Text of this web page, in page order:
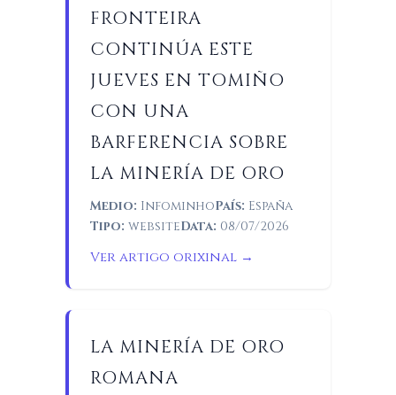
FRONTEIRA
CONTINÚA ESTE
JUEVES EN TOMIÑO
CON UNA
BARFERENCIA SOBRE
LA MINERÍA DE ORO
Medio: InfominhoPaís: España
Tipo: websiteData: 08/07/2026
Ver artigo orixinal →
LA MINERÍA DE ORO
ROMANA